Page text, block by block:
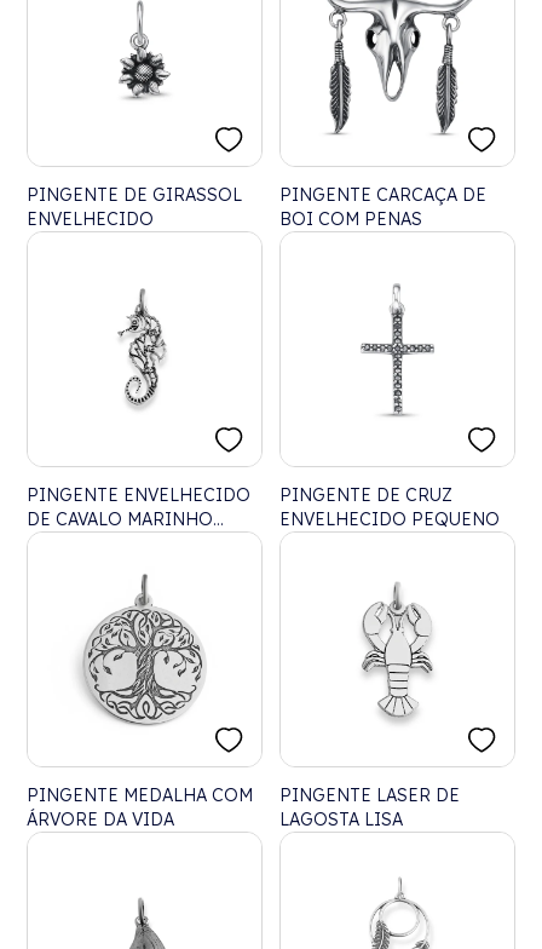
PINGENTE DE GIRASSOL
ENVELHECIDO
PINGENTE CARCAÇA DE
BOI COM PENAS
PINGENTE ENVELHECIDO
DE CAVALO MARINHO
VAZADO
PINGENTE DE CRUZ
ENVELHECIDO PEQUENO
PINGENTE MEDALHA COM
ÁRVORE DA VIDA
PINGENTE LASER DE
LAGOSTA LISA